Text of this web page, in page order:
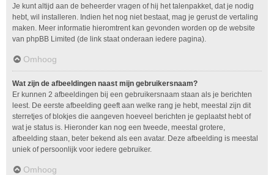
Je kunt altijd aan de beheerder vragen of hij het talenpakket, dat je nodig
hebt, wil installeren. Indien het nog niet bestaat, mag je gerust de vertaling
maken. Meer informatie hieromtrent kan gevonden worden op de website
van phpBB Limited (de link staat onderaan iedere pagina).
Omhoog
Wat zijn de afbeeldingen naast mijn gebruikersnaam?
Er kunnen 2 afbeeldingen bij een gebruikersnaam staan als je berichten
leest. De eerste afbeelding geeft aan welke rang je hebt, meestal zijn dit
sterretjes of blokjes die aangeven hoeveel berichten je geplaatst hebt of
wat je status is. Hieronder kan nog een tweede, meestal grotere,
afbeelding staan, beter bekend als een avatar. Deze afbeelding is meestal
uniek of persoonlijk voor iedere gebruiker.
Omhoog